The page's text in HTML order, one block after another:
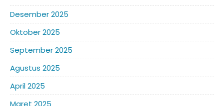
Desember 2025
Oktober 2025
September 2025
Agustus 2025
April 2025
Maret 2025